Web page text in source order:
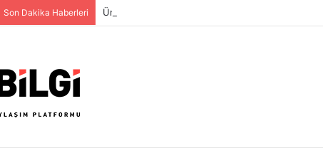
Son Dakika Haberleri Üniversite Öğrencileri İçin Ekonomik Tatil Rehberi